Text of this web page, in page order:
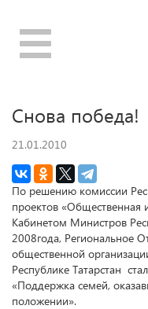
Toggle
navigation
Снова победа!
21.01.2010
По решению комиссии
проектов «Общественная
Кабинетом Министров
2008года, Региональное
общественной
Республике Татарстан
«Поддержка семей,
положении».